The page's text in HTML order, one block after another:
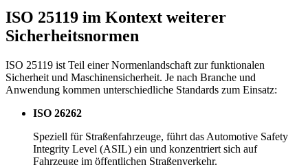
ISO 25119 im Kontext weiterer
Sicherheitsnormen
ISO 25119 ist Teil einer Normenlandschaft zur funktionalen
Sicherheit und Maschinensicherheit. Je nach Branche und
Anwendung kommen unterschiedliche Standards zum Einsatz:
ISO 26262
Speziell für Straßenfahrzeuge, führt das Automotive Safety
Integrity Level (ASIL) ein und konzentriert sich auf
Fahrzeuge im öffentlichen Straßenverkehr.